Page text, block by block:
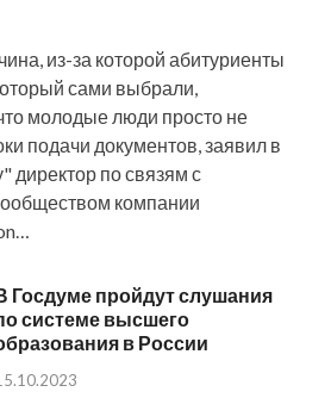
из-за которой абитуриенты
сами выбрали,
молодые люди просто не
подачи документов, заявил в
директор по связям с
компании
Госдуме пройдут слушания
системе высшего
в России